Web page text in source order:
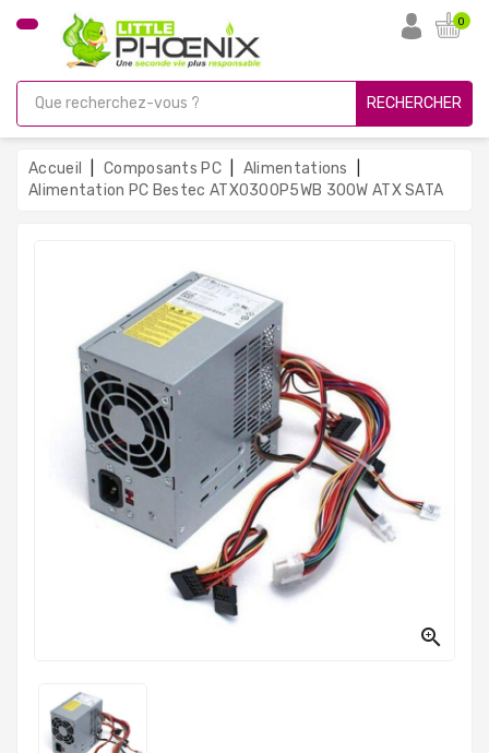
CATÉGORIE
Gamer
Unités
Centrales
Reconditionnées
Ordinateurs
Portables
Processeurs
0
RECHERCHER
Accueil Composants PC
Alimentations
Alimentation PC Bestec ATX0300P5WB 300W ATX SATA
